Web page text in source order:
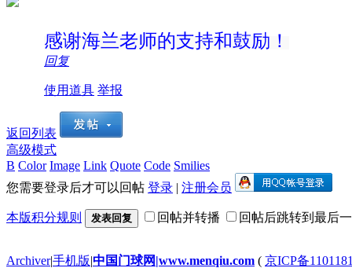
感谢海兰老师的支持和鼓励！
回复
使用道具 举报
返回列表
高级模式
B Color Image Link Quote Code Smilies
您需要登录后才可以回帖 登录 | 注册会员
本版积分规则 发表回复 回帖并转播 回帖后跳转到最后
Archiver|手机版|中国门球网|www.menqiu.com ( 京ICP备